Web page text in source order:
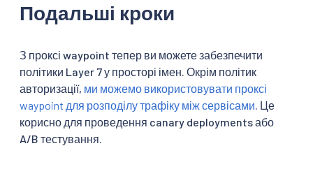
Подальші кроки
З проксі waypoint тепер ви можете забезпечити
політики Layer 7 у просторі імен. Окрім політик
авторизації, ми можемо використовувати проксі
waypoint для розподілу трафіку між сервісами. Це
корисно для проведення canary deployments або
A/B тестування.